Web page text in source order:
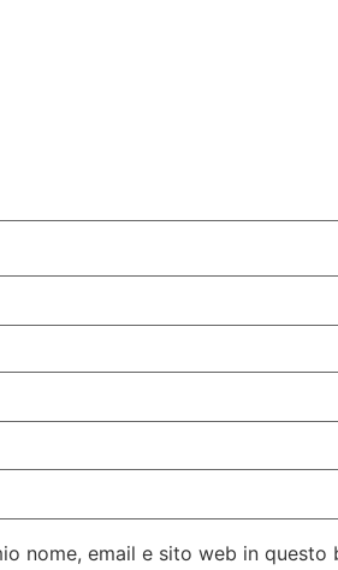
nome, email e sito web in